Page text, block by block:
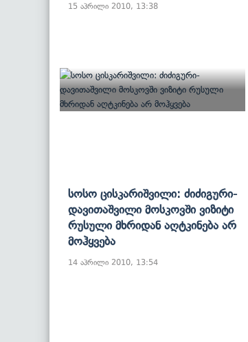
15 აპრილი 2010, 13:38
Სოსო Ცისკარიშვილი: Ძიძიგური-
Დავითაშვილი Მოსკოვში Ვიზიტი
Რუსული Მხრიდან Აღტკინება Არ
Მოჰყვება
14 აპრილი 2010, 13:54